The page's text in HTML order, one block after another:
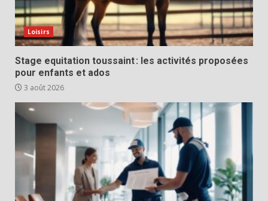
Loisirs
Stage equitation toussaint : les activités proposées
pour enfants et ados
3 août 2026